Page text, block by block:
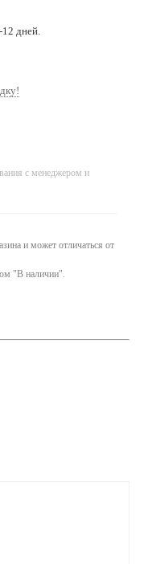
дней.
с менеджером и
и может отличаться от
"В наличии".